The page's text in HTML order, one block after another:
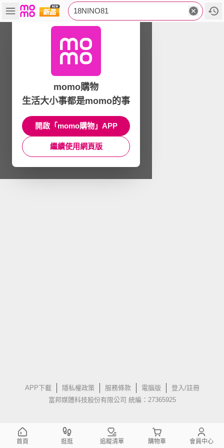
18NINO81
APP下載 隱私權政策 服務條款 電腦版
登入/註冊
富邦媒體科技股份有限公司 統編：27365925
momo購物
生活大小事都是momo的事
開啟「momo購物」APP
繼續使用網頁版
首頁 逛逛 追蹤清單 購物車 會員中心